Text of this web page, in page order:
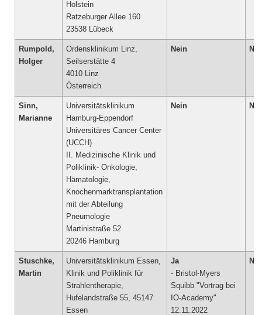
Holstein
Ratzeburger Allee 160
23538 Lübeck
Rumpold,
Holger
Ordensklinikum Linz,
Seilserstätte 4
4010 Linz
Österreich
Nein
Sinn,
Marianne
Universitätsklinikum
Hamburg-Eppendorf
Universitäres Cancer Center
(UCCH)
II. Medizinische Klinik und
Poliklinik- Onkologie,
Hämatologie,
Knochenmarktransplantation
mit der Abteilung
Pneumologie
Martinistraße 52
Nein
Stuschke,
Martin
Universitätsklinikum Essen,
Klinik und Poliklinik für
Strahlentherapie,
Hufelandstraße 55, 45147
Essen
Ja
- Bristol-Myers
Squibb "Vortrag bei
IO-Academy"
12.11.2022